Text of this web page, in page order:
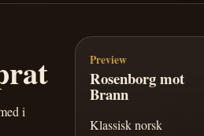
i
Preview
Rosenborg mot
Brann
Klassisk norsk